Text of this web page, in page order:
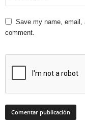
Save my name, email,
comment.